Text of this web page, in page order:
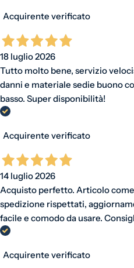
Acquirente verificato
18 luglio 2026
Tutto molto bene, servizio
danni e materiale sedie buono
basso. Super disponibilità!
Acquirente verificato
14 luglio 2026
Acquisto perfetto. Articolo
spedizione rispettati,
facile e comodo da usare.
Acquirente verificato